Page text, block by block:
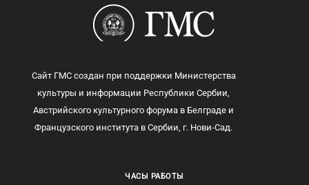
Сайт ГМС создан при поддержки Министерства
культуры и информации Республики Сербии,
Австрийского культурного форума в Белграде и
Французского института в Сербии, г. Нови-Сад.
ЧАСЫ РАБОТЫ